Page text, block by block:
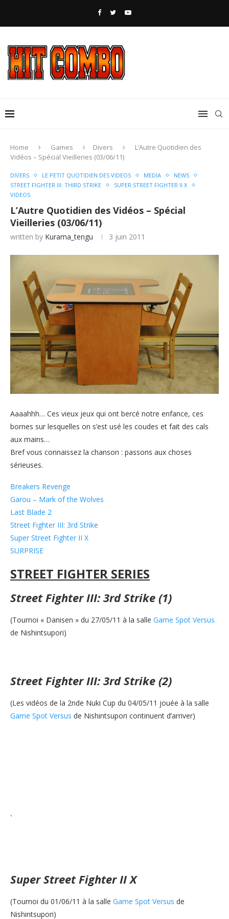
Home Games Divers
L’Autre Quotidien des
Vidéos – Spécial Vieilleries (03/06/11)
DIVERS LE PETIT QUOTIDIEN DES VIDEOS MEDIA
NEWS
STREET FIGHTER III: THIRD STRIKE
SUPER STREET FIGHTER II X
VIDEOS
L’Autre Quotidien des Vidéos – Spécial
Vieilleries (03/06/11)
written by Kurama_tengu 3 juin 2011
Aaaahhh… Ces vieux jeux qui ont bercé notre enfance, ces
bornes sur lesquelles on s’est usé les coudes et fait des cals
aux mains…
Bref vous connaissez la chanson : passons aux choses
sérieuses.
Breakers Revenge
Garou – Mark of the Wolves
Last Blade 2
Street Fighter III: 3rd Strike
Super Street Fighter II X
SURPRISE
STREET FIGHTER SERIES
Street Fighter III: 3rd Strike (1)
(Tournoi « Danisen » du 27/05/11 à la salle Game Spot Versus
de Nishintsupori)
Street Fighter III: 3rd Strike (2)
(Les vidéos de la 2nde Nuki Cup du 04/05/11 jouée à la salle
Game Spot Versus de Nishintsupori continuent d’arriver)
`
Super Street Fighter II X
(Tournoi du 01/06/11 à la salle Game Spot Versus de
Nishintsupori)